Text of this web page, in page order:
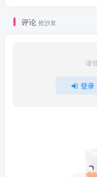
评论 抢沙发
请
登录